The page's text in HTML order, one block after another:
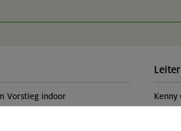
Vorstieg indoor Kenny